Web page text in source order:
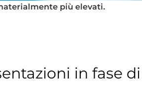
più elevati.
in fase di